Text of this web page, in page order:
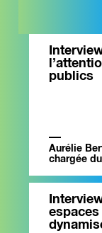
publics
Aurélie
chargée